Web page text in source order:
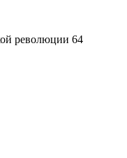
революции 64